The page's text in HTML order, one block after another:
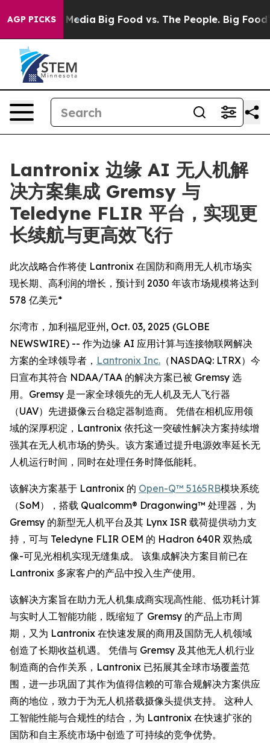
AGP PICKS
Media Big Food vs. The People. Big Food’s
Lantronix 边缘 AI 无人机解
决方案集成 Gremsy 与
Teledyne FLIR 平台，实现更
长续航与更高效飞行
此次战略合作将使 Lantronix 在国防和商用无人机市场实
现长期、高利润的增长，预计到 2030 年该市场规模将达到
578 亿美元*
尔湾市，加利福尼亚州, Oct. 03, 2025 (GLOBE
NEWSWIRE) -- 作为边缘 AI 应用计算与连接物联网解决
方案的全球领导者， Lantronix Inc. （NASDAQ: LTRX）今
日宣布其符合 NDAA/TAA 的解决方案已被 Gremsy 选
用。Gremsy 是一家全球领先的无人机及无人飞行器
（UAV）先进摄像云台稳定器制造商。 凭借在相机应用领
域的深厚积淀，Lantronix 依托这一突破性解决方案持续增
强其在无人机市场的势头。该方案通过提升电源效率延长无
人机运行时间，同时在处理任务时降低能耗。
该解决方案基于 Lantronix 的 Open-Q™ 5165RB模块系统
（SoM），搭载 Qualcomm® Dragonwing™ 处理器，为
Gremsy 的新型无人机平台及其 Lynx ISR 载荷提供动力支
持，可与 Teledyne FLIR OEM 的 Hadron 640R 双热成
像-可见光相机实现无缝集成。 该集成解决方案目前已在
Lantronix 多家客户的产品中投入生产使用。
该解决方案旨在助力无人机集成商实现高性能、低功耗计算
与实时人工智能功能，既缩短了 Gremsy 的产品上市周
期，又为 Lantronix 在快速发展的商用及国防无人机领域
创造了长期收益机遇。 凭借与 Gremsy 及其他无人机行业
制造商的合作关系，Lantronix 已拓展其全球市场覆盖范
围，进一步巩固了其作为值得信赖的可靠合规解决方案供应
商的地位，致力于为无人机搭载摄像头提供支持。 这种人
工智能性能与合规性的结合，为 Lantronix 在快速扩张的
国防和自主系统市场中创造了可持续的竞争优势。